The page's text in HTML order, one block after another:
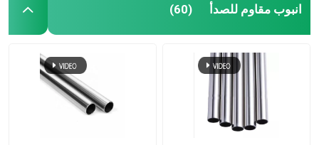
انبوب مقاوم للصدأ (60)